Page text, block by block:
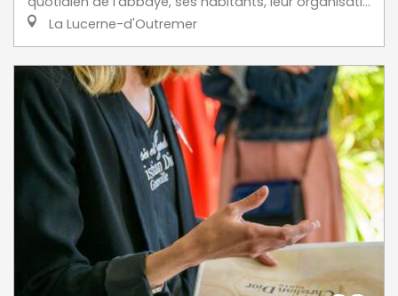
La Lucerne-d'Outremer